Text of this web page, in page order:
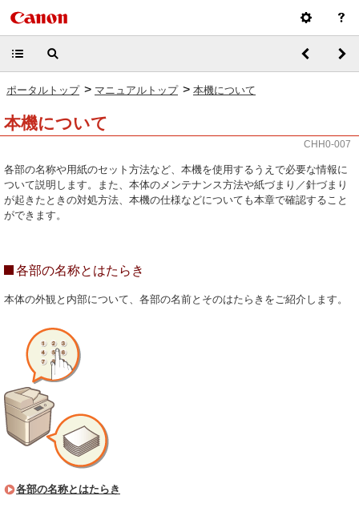
ポータルトップ > マニュアルトップ > 本機について
本機について
CHH0-007
各部の名称や用紙のセット方法など、本機を使用するうえで必要な情報に
ついて説明します。また、本体のメンテナンス方法や紙づまり／針づまり
が起きたときの対処方法、本機の仕様などについても本章で確認すること
ができます。
各部の名称とはたらき
本体の外観と内部について、各部の名前とそのはたらきをご紹介します。
各部の名称とはたらき